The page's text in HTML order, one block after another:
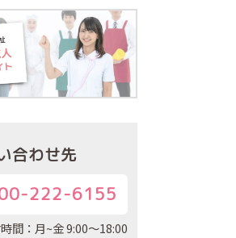
合わせ先
222-6155
間：月~金 9:00～18:00